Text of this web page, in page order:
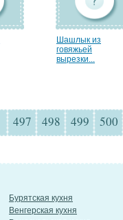
Шашлык из
говяжьей
вырезки...
497 498 499 500
Бурятская кухня
Венгерская кухня